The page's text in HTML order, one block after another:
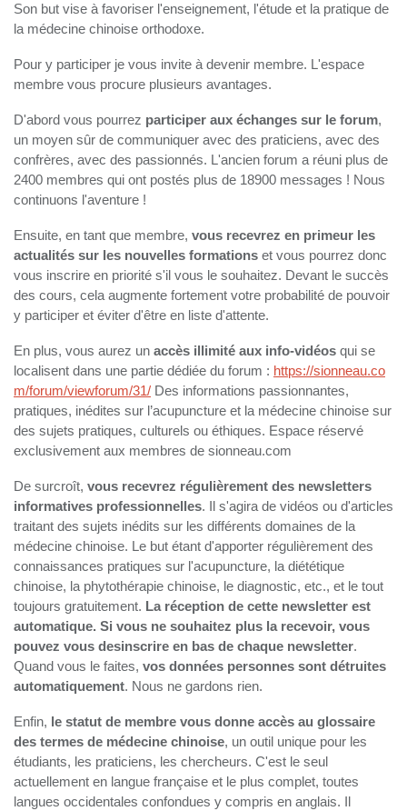
Son but vise à favoriser l'enseignement, l'étude et la pratique de
la médecine chinoise orthodoxe.
Pour y participer je vous invite à devenir membre. L'espace
membre vous procure plusieurs avantages.
D'abord vous pourrez participer aux échanges sur le forum,
un moyen sûr de communiquer avec des praticiens, avec des
confrères, avec des passionnés. L'ancien forum a réuni plus de
2400 membres qui ont postés plus de 18900 messages ! Nous
continuons l'aventure !
Ensuite, en tant que membre, vous recevrez en primeur les
actualités sur les nouvelles formations et vous pourrez donc
vous inscrire en priorité s'il vous le souhaitez. Devant le succès
des cours, cela augmente fortement votre probabilité de pouvoir
y participer et éviter d'être en liste d'attente.
En plus, vous aurez un accès illimité aux info-vidéos qui se
localisent dans une partie dédiée du forum : https://sionneau.co
m/forum/viewforum/31/ Des informations passionnantes,
pratiques, inédites sur l’acupuncture et la médecine chinoise sur
des sujets pratiques, culturels ou éthiques. Espace réservé
exclusivement aux membres de sionneau.com
De surcroît, vous recevrez régulièrement des newsletters
informatives professionnelles. Il s'agira de vidéos ou d'articles
traitant des sujets inédits sur les différents domaines de la
médecine chinoise. Le but étant d'apporter régulièrement des
connaissances pratiques sur l'acupuncture, la diététique
chinoise, la phytothérapie chinoise, le diagnostic, etc., et le tout
toujours gratuitement. La réception de cette newsletter est
automatique. Si vous ne souhaitez plus la recevoir, vous
pouvez vous desinscrire en bas de chaque newsletter.
Quand vous le faites, vos données personnes sont détruites
automatiquement. Nous ne gardons rien.
Enfin, le statut de membre vous donne accès au glossaire
des termes de médecine chinoise, un outil unique pour les
étudiants, les praticiens, les chercheurs. C'est le seul
actuellement en langue française et le plus complet, toutes
langues occidentales confondues y compris en anglais. Il